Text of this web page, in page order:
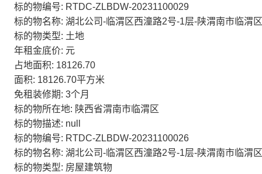
标的物编号: RTDC-ZLBDW-20231100029
标的物名称: 湖北公司-临渭区西潼路2号-1层-陕渭南市临渭
标的物类型: 土地
年租金底价: 元
占地面积: 18126.70
面积: 18126.70平方米
免租装修期: 3个月
标的物所在地: 陕西省渭南市临渭区
标的物描述: null
标的物编号: RTDC-ZLBDW-20231100026
标的物名称: 湖北公司-临渭区西潼路2号-1层-陕渭南市临渭
标的物类型: 房屋建筑物